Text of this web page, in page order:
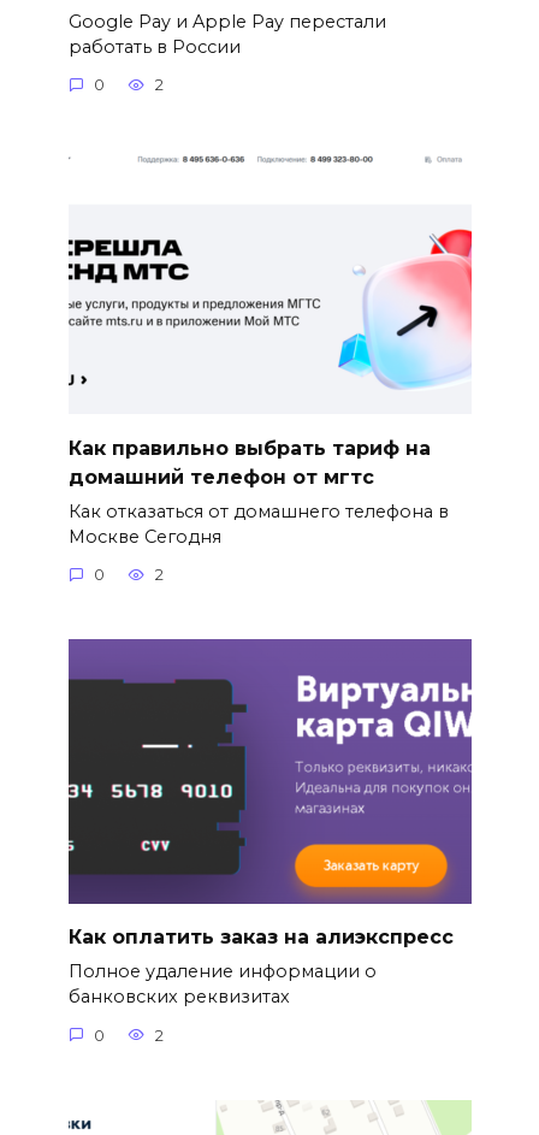
Google Pay и Apple Pay перестали
работать в России
0 2
Как правильно выбрать тариф на
домашний телефон от мгтс
Как отказаться от домашнего телефона в
Москве Сегодня
0 2
Как оплатить заказ на алиэкспресс
Полное удаление информации о
банковских реквизитах
0 2